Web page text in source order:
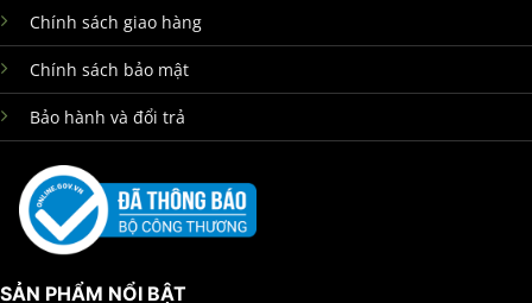
Chính sách giao hàng
Chính sách bảo mật
Bảo hành và đổi trả
SẢN PHẨM NỔI BẬT